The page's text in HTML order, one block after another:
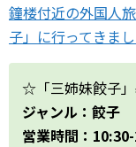
鐘楼付近の外国人
子」に行ってきまし
☆「三姉妹餃子
ジャンル：餃子
営業時間：
広州・深圳
成都
武漢
内モンゴル